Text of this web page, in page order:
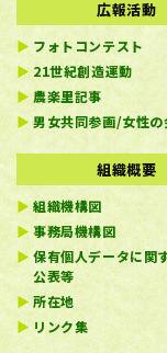
広報活動
フォトコンテスト
21世紀創造運動
農楽里記事
男女共同参画/女性の
組織概要
組織機構図
事務局機構図
保有個人データに関
公表等
所在地
リンク集